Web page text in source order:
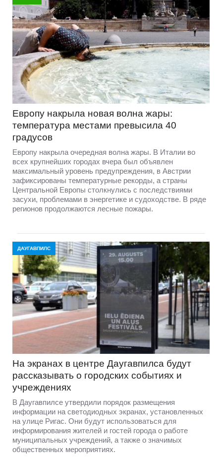
Европу накрыла новая волна жары:
температура местами превысила 40
градусов
Европу накрыла очередная волна жары. В Италии во
всех крупнейших городах вчера был объявлен
максимальный уровень предупреждения, в Австрии
зафиксированы температурные рекорды, а страны
Центральной Европы столкнулись с последствиями
засухи, проблемами в энергетике и судоходстве. В ряде
регионов продолжаются лесные пожары.
ДАУГАВПИЛС
На экранах в центре Даугавпилса будут
рассказывать о городских событиях и
учреждениях
В Даугавпилсе утвердили порядок размещения
информации на светодиодных экранах, установленных
на улице Ригас. Они будут использоваться для
информирования жителей и гостей города о работе
муниципальных учреждений, а также о значимых
общественных мероприятиях.